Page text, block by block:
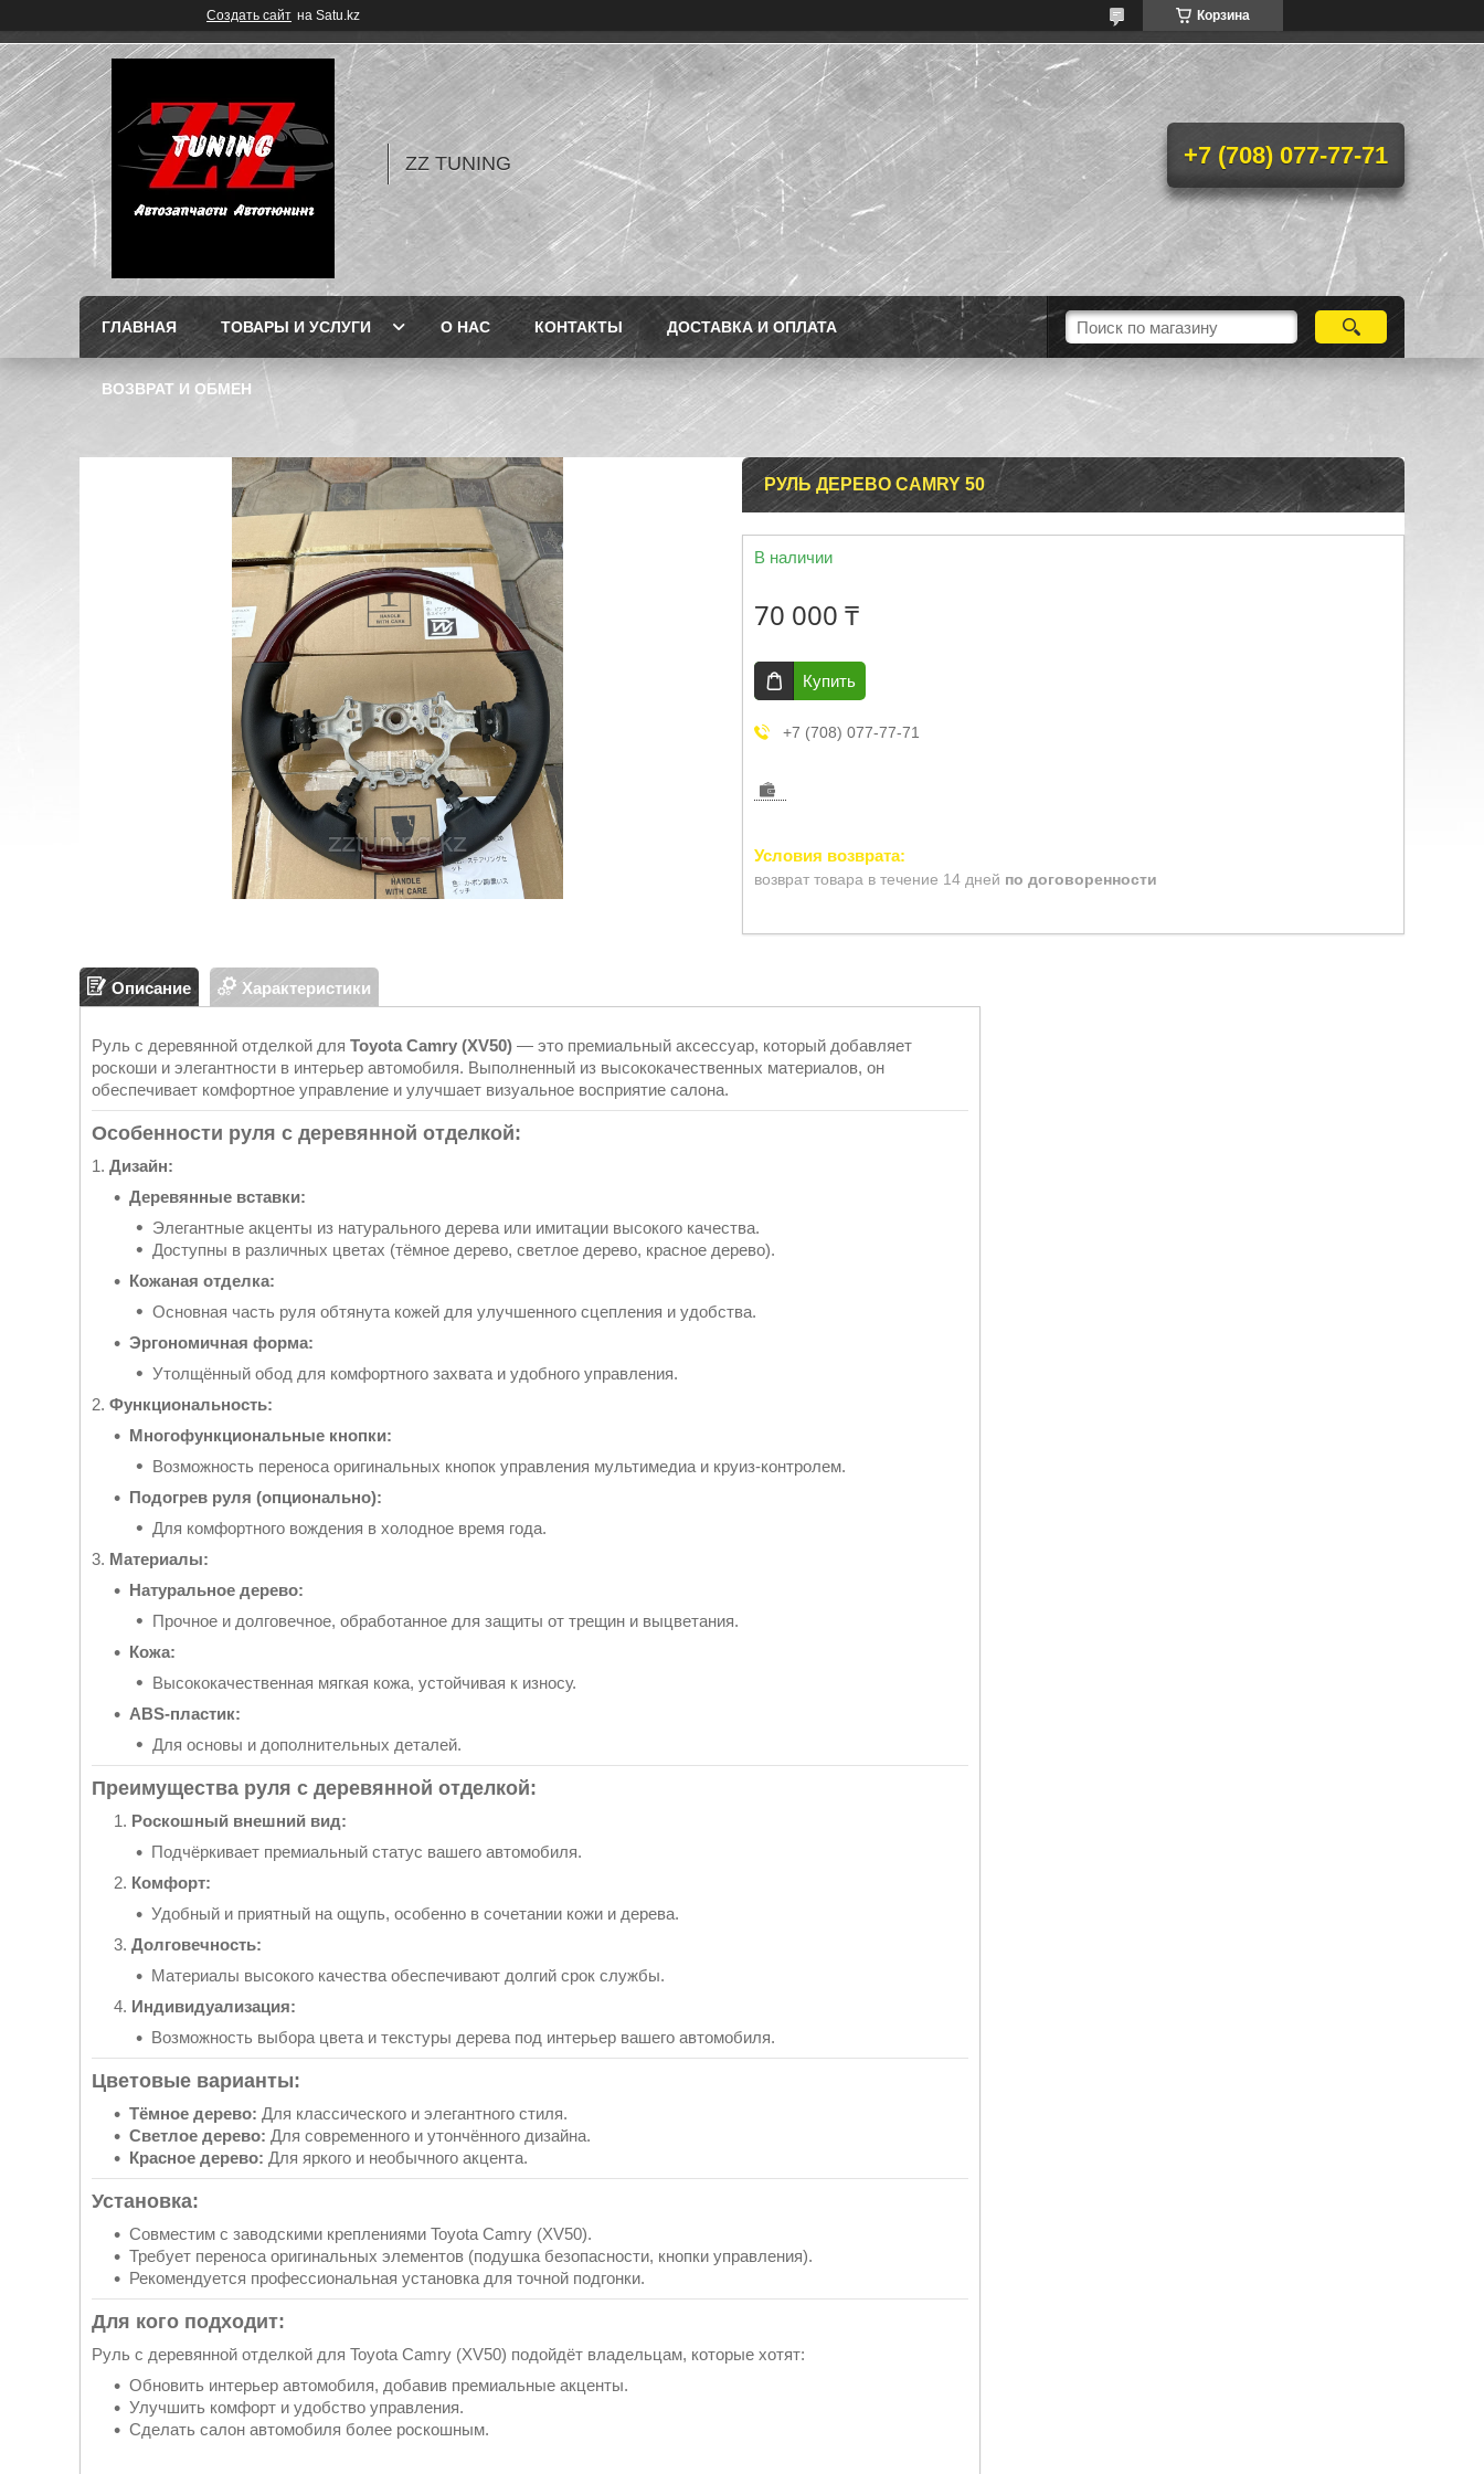
Создать сайт на Satu.kz Корзина
ZZ TUNING +7 (708) 077-77-71
ГЛАВНАЯ ТОВАРЫ И УСЛУГИ О НАС КОНТАКТЫ ДОСТАВКА И ОПЛАТА
ВОЗВРАТ И ОБМЕН
РУЛЬ ДЕРЕВО CAMRY 50
В наличии
70 000 ₸
Купить
+7 (708) 077-77-71
возврат товара в течение 14 дней по договоренности
Описание Характеристики
Руль с деревянной отделкой для Toyota Camry (XV50) — это премиальный аксессуар, который добавляет
роскоши и элегантности в интерьер автомобиля. Выполненный из высококачественных материалов, он
обеспечивает комфортное управление и улучшает визуальное восприятие салона.
Особенности руля с деревянной отделкой:
1. Дизайн:
Деревянные вставки:
Элегантные акценты из натурального дерева или имитации высокого качества.
Доступны в различных цветах (тёмное дерево, светлое дерево, красное дерево).
Кожаная отделка:
Основная часть руля обтянута кожей для улучшенного сцепления и удобства.
Эргономичная форма:
Утолщённый обод для комфортного захвата и удобного управления.
2. Функциональность:
Многофункциональные кнопки:
Возможность переноса оригинальных кнопок управления мультимедиа и круиз-контролем.
Подогрев руля (опционально):
Для комфортного вождения в холодное время года.
3. Материалы:
Натуральное дерево:
Прочное и долговечное, обработанное для защиты от трещин и выцветания.
Кожа:
Высококачественная мягкая кожа, устойчивая к износу.
ABS-пластик:
Для основы и дополнительных деталей.
Преимущества руля с деревянной отделкой:
Роскошный внешний вид:
Подчёркивает премиальный статус вашего автомобиля.
Комфорт:
Удобный и приятный на ощупь, особенно в сочетании кожи и дерева.
Долговечность:
Материалы высокого качества обеспечивают долгий срок службы.
Индивидуализация:
Возможность выбора цвета и текстуры дерева под интерьер вашего автомобиля.
Цветовые варианты:
Тёмное дерево: Для классического и элегантного стиля.
Светлое дерево: Для современного и утончённого дизайна.
Красное дерево: Для яркого и необычного акцента.
Установка:
Совместим с заводскими креплениями Toyota Camry (XV50).
Требует переноса оригинальных элементов (подушка безопасности, кнопки управления).
Рекомендуется профессиональная установка для точной подгонки.
Для кого подходит:
Руль с деревянной отделкой для Toyota Camry (XV50) подойдёт владельцам, которые хотят:
Обновить интерьер автомобиля, добавив премиальные акценты.
Улучшить комфорт и удобство управления.
Сделать салон автомобиля более роскошным.